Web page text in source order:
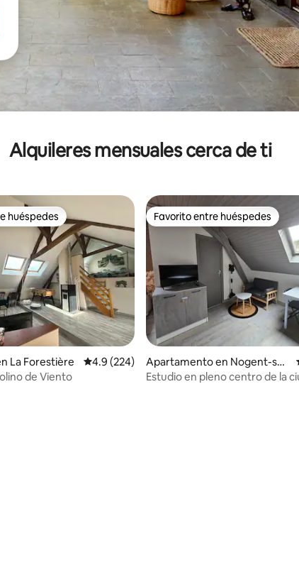
Alquileres mensuales cerca de ti
5, 193 reseñas
huéspedes
huéspedes
La Forestière Calificación promedio: 4.9 de 5, 224 reseñas
4.9 (224)
de Viento
Favorito entre huéspedes
Favorito entre huéspedes
Apartamento en Nogent-sur
-Seine
Estudio en pleno centro de la